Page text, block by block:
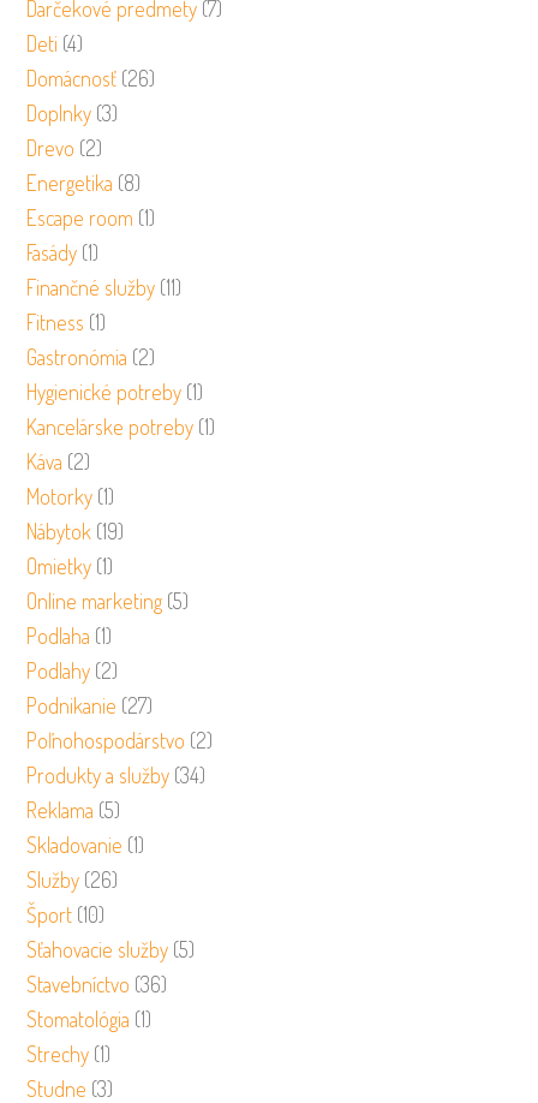
Darčekové predmety (7)
Deti (4)
Domácnosť (26)
Doplnky (3)
Drevo (2)
Energetika (8)
Escape room (1)
Fasády (1)
Finančné služby (11)
Fitness (1)
Gastronómia (2)
Hygienické potreby (1)
Kancelárske potreby (1)
Káva (2)
Motorky (1)
Nábytok (19)
Omietky (1)
Online marketing (5)
Podlaha (1)
Podlahy (2)
Podnikanie (27)
Poľnohospodárstvo (2)
Produkty a služby (34)
Reklama (5)
Skladovanie (1)
Služby (26)
Šport (10)
Sťahovacie služby (5)
Stavebníctvo (36)
Stomatológia (1)
Strechy (1)
Studne (3)